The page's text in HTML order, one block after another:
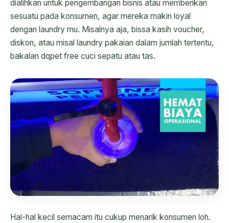
dialihkan untuk pengembangan bisnis atau memberikan
sesuatu pada konsumen, agar mereka makin loyal
dengan laundry mu. Misalnya aja, bissa kasih voucher,
diskon, atau misal laundry pakaian dalam jumlah tertentu,
bakalan dqpet free cuci sepatu atau tas.
Hal-hal kecil semacam itu cukup menarik konsumen loh.